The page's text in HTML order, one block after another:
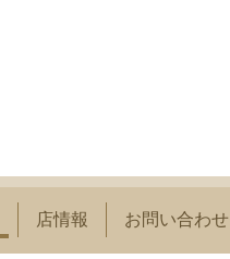
店情報 お問い合わせ